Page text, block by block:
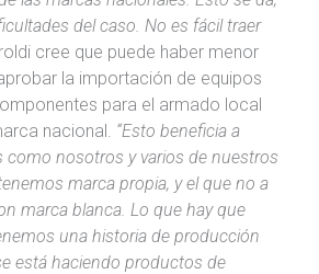
del caso. No es fácil traer
cree que puede haber menor
la importación de equipos
para el armado local
nacional. “Esto beneficia a
como nosotros y varios de nuestros
marca propia, y el que no a
marca blanca. Lo que hay que
una historia de producción
está haciendo productos de